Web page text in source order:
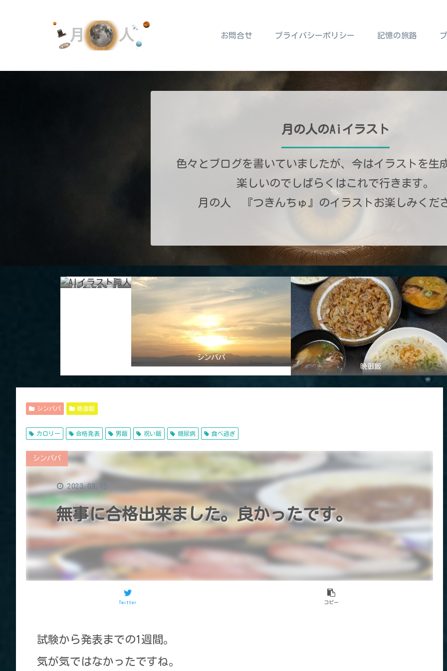
お問合せ プライバシーポリシー 記憶の旅路
月の人のAiイラスト
色々とブログを書いていましたが、今はイラストを生
楽しいのでしばらくはこれで行きます。
月の人 『つきんちゅ』のイラストお楽しみくだ
AIイラスト職人
シンパパ
晩御飯
シンパパ 晩御飯
カロリー 合格発表 男飯 祝い飯 糖尿病 食べ過ぎ
無事に合格出来ました。良かったです。
シンパパ
Twitter コピー
2023.03.15
試験から発表までの1週間。
気が気ではなかったですね。